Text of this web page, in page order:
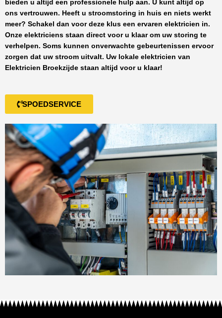
bieden u altijd een professionele hulp aan. U kunt altijd op
ons vertrouwen. Heeft u stroomstoring in huis en niets werkt
meer? Schakel dan voor deze klus een ervaren elektricien in.
Onze elektriciens staan direct voor u klaar om uw storing te
verhelpen. Soms kunnen onverwachte gebeurtenissen ervoor
zorgen dat uw stroom uitvalt. Uw lokale elektricien van
Elektricien Broekzijde staan altijd voor u klaar!
SPOEDSERVICE